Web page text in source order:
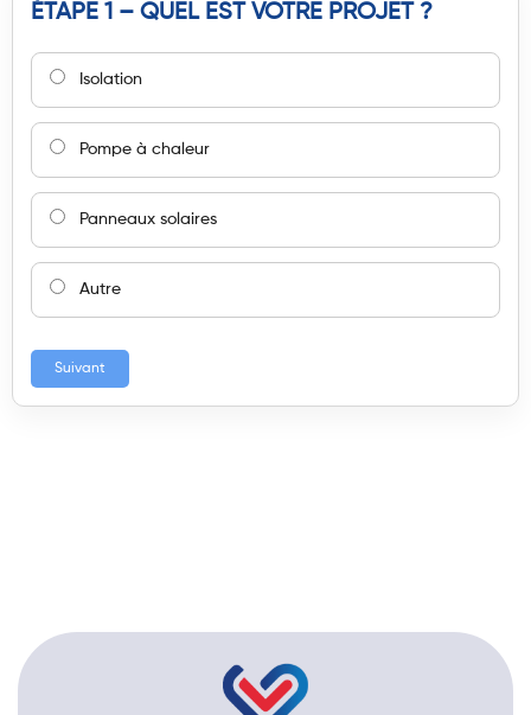
ÉTAPE 1 – QUEL EST VOTRE PROJET ?
Isolation
Pompe à chaleur
Panneaux solaires
Autre
Suivant